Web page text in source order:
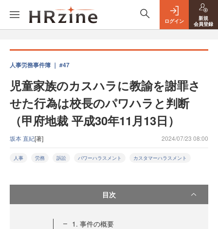
ログイン
新規
会員登録
人事労務事件簿 ｜ #47
児童家族のカスハラに教諭を謝罪さ
せた行為は校長のパワハラと判断
（甲府地裁 平成30年11月13日）
坂本 直紀[著] 2024/07/23 08:00
人事 労務 訴訟 パワーハラスメント カスタマーハラスメント
目次
1. 事件の概要